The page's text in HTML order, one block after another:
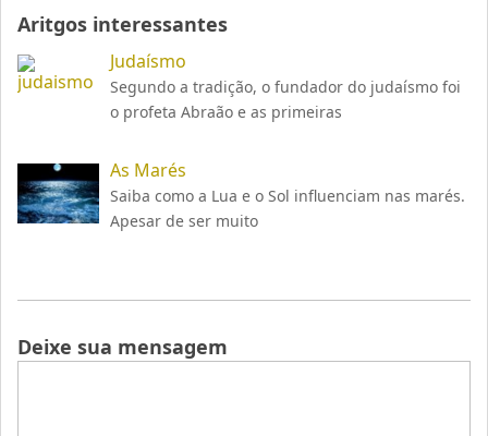
Aritgos interessantes
Judaísmo
Segundo a tradição, o fundador do judaísmo foi
o profeta Abraão e as primeiras
As Marés
Saiba como a Lua e o Sol influenciam nas marés.
Apesar de ser muito
Deixe sua mensagem